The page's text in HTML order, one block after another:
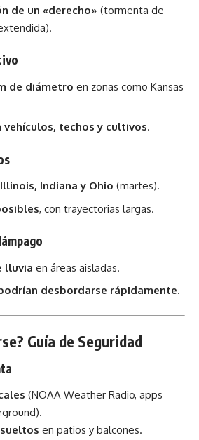
de un «derecho» (tormenta de
de diámetro en zonas como Kansas
vehículos, techos y cultivos.
Indiana y Ohio (martes).
, con trayectorias largas.
lluvia en áreas aisladas.
desbordarse rápidamente.
Guía de Seguridad
(NOAA Weather Radio, apps
en patios y balcones.